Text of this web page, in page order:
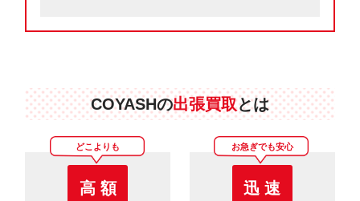
COYASHの出張買取とは
どこよりも
高 額
お急ぎでも安心
迅 速